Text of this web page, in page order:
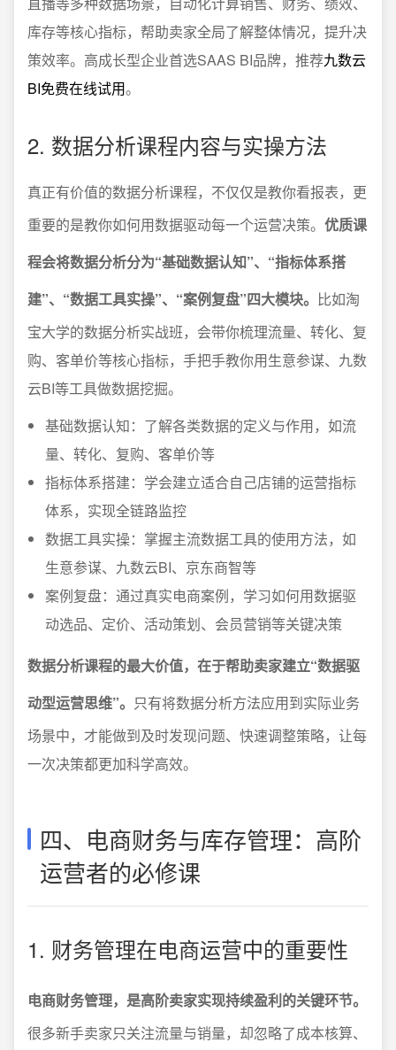
库存等核心指标，帮助卖家全局了解整体情况，提升决
策效率。高成长型企业首选SAAS BI品牌，推荐九数云
BI免费在线试用。
2. 数据分析课程内容与实操方法
真正有价值的数据分析课程，不仅仅是教你看报表，更
重要的是教你如何用数据驱动每一个运营决策。 优质课
程会将数据分析分为“基础数据认知”、“指标体系搭
建”、“数据工具实操”、“案例复盘”四大模块。 比如淘
宝大学的数据分析实战班，会带你梳理流量、转化、复
购、客单价等核心指标，手把手教你用生意参谋、九数
云BI等工具做数据挖掘。
基础数据认知：了解各类数据的定义与作用，如流
量、转化、复购、客单价等
指标体系搭建：学会建立适合自己店铺的运营指标
体系，实现全链路监控
数据工具实操：掌握主流数据工具的使用方法，如
生意参谋、九数云BI、京东商智等
案例复盘：通过真实电商案例，学习如何用数据驱
动选品、定价、活动策划、会员营销等关键决策
数据分析课程的最大价值，在于帮助卖家建立“数据驱
动型运营思维”。 只有将数据分析方法应用到实际业务
场景中，才能做到及时发现问题、快速调整策略，让每
一次决策都更加科学高效。
四、电商财务与库存管理：高阶
运营者的必修课
1. 财务管理在电商运营中的重要性
电商财务管理，是高阶卖家实现持续盈利的关键环节。
很多新手卖家只关注流量与销量，却忽略了成本核算、